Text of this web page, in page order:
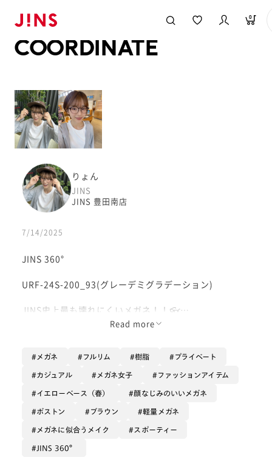
0
COORDINATE
りょん
JINS
JINS 豊田南店
7/14/2025
JINS 360°
URF-24S-200_93(グレーデミグラデーション)
JINS史上最も壊れにくいメガネ！！👓
『子供に曲げられてしまった』
『うっかり落としてしまった』
『気付かず踏んでしまった』
というメガネの事故を減らすことができます🥺✨
時間かけていても疲れにくく、快適にかけられる仕様で
Read more
メガネ フルリム 樹脂 プライベート
カジュアル メガネ女子 ファッションアイテム
イエローベース（春） 顔なじみのいいメガネ
ボストン ブラウン 軽量メガネ
メガネに似合うメイク スポーティー
JINS 360°